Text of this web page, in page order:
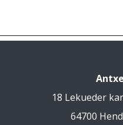
18 Lekueder
64700